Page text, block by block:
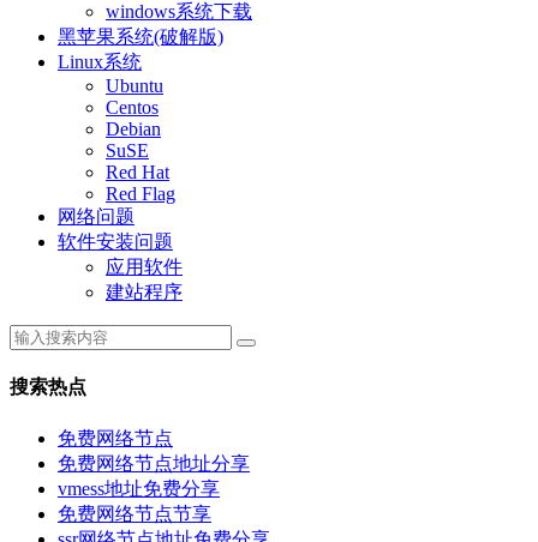
windows系统下载
黑苹果系统(破解版)
Linux系统
Ubuntu
Centos
Debian
SuSE
Red Hat
Red Flag
网络问题
软件安装问题
应用软件
建站程序
搜索热点
免费网络节点
免费网络节点地址分享
vmess地址免费分享
免费网络节点节享